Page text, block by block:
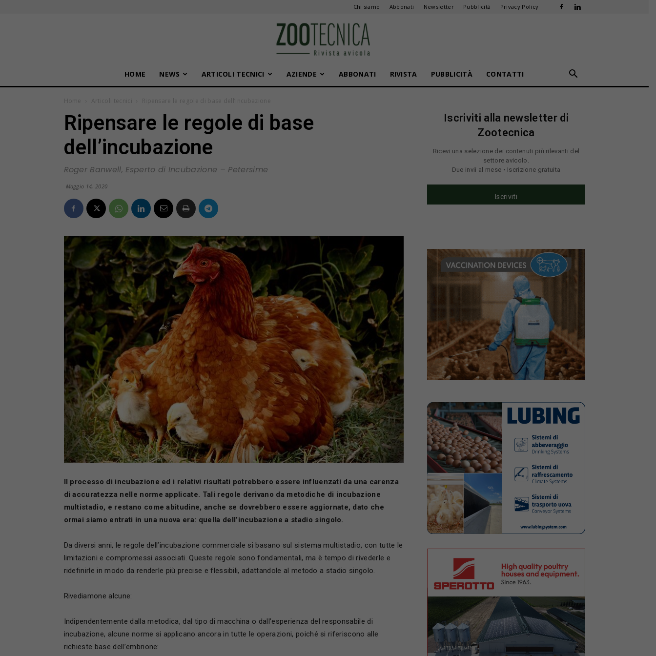
Chi siamo Abbonati Newsletter Pubblicità Privacy Policy
HOME NEWS ARTICOLI TECNICI AZIENDE ABBONATI RIVISTA PUBBLICITÀ CONTATTI
Home Articoli tecnici Ripensare le regole di base dell’incubazione
Ripensare le regole di base
dell’incubazione
Roger Banwell, Esperto di Incubazione – Petersime
Maggio 14, 2020
Il processo di incubazione ed i relativi risultati potrebbero essere influenzati da una carenza
di accuratezza nelle norme applicate. Tali regole derivano da metodiche di incubazione
multistadio, e restano come abitudine, anche se dovrebbero essere aggiornate, dato che
ormai siamo entrati in una nuova era: quella dell’incubazione a stadio singolo.
Da diversi anni, le regole dell’incubazione commerciale si basano sul sistema multistadio, con tutte le
limitazioni e compromessi associati. Queste regole sono fondamentali, ma è tempo di rivederle e
ridefinirle in modo da renderle più precise e flessibili, adattandole al metodo a stadio singolo.
Rivediamone alcune:
Indipendentemente dalla metodica, dal tipo di macchina o dall’esperienza del responsabile di
incubazione, alcune norme si applicano ancora in tutte le operazioni, poiché si riferiscono alle
richieste base dell’embrione:
Iscriviti alla newsletter di
Zootecnica
Ricevi una selezione dei contenuti più rilevanti del
settore avicolo.
Due invii al mese • Iscrizione gratuita
Iscriviti